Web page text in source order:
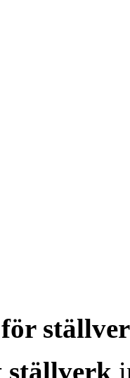
ställverk